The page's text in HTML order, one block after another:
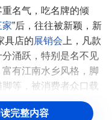
名气，吃名牌的倾
家”后，往往被新颖，新
具店的展销会 上，凡款
分涌跃，特别是名不见
有江南水乡风格，脚
等，被消费者众口载
购富阳货。
完整内容